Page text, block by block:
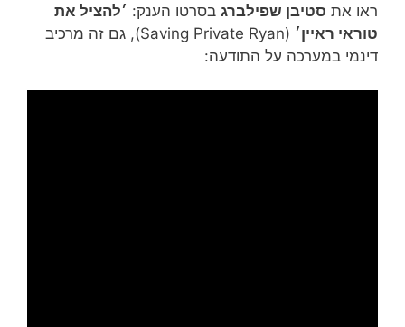
ראו את סטיבן שפילברג בסרטו הענק: ׳להציל את
טוראי ראיין׳
(Saving Private Ryan), גם זה מרכיב
דינמי במערכה על התודעה: